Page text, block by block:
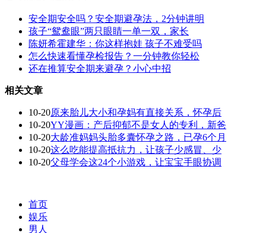
安全期安全吗？安全期避孕法，2分钟讲明
孩子“鸳鸯眼”两只眼睛一单一双，家长
陈妍希霍建华：你这样抱娃 孩子不难受吗
怎么快速看懂孕检报告？一分钟教你轻松
还在推算安全期来避孕？小心中招
相关文章
10-20原来胎儿大小和孕妈有直接关系，怀孕后
10-20YY漫画：产后抑郁不是女人的专利，新爸
10-20大龄准妈妈头胎多囊怀孕之路，已孕6个月
10-20这么吃能提高抵抗力，让孩子少感冒、少
10-20父母学会这24个小游戏，让宝宝手眼协调
首页
娱乐
男人